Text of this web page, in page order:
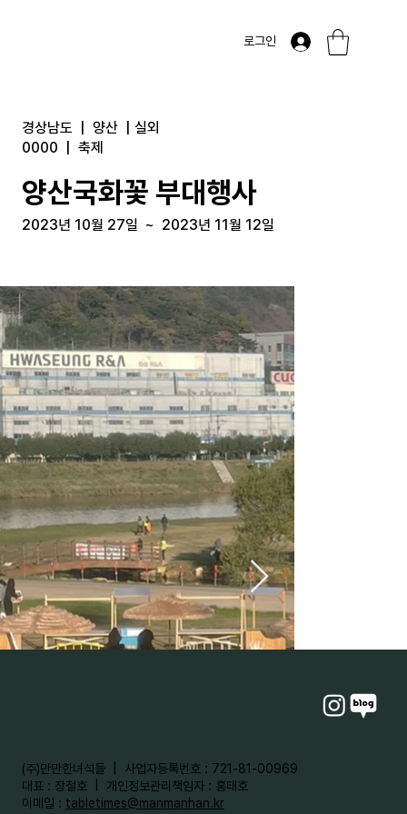
로그인
경상남도 양산
실외
0000
축제
양산국화꽃 부대행사
2023년 10월 27일 ~ 2023년 11월 12일
​(주)만만한녀석들 | 사업자등록번호 : 721-81-00969
대표 : 장철호 | 개인정보관리책임자 : 홍태호
이메일 : tabletimes@manmanhan.kr